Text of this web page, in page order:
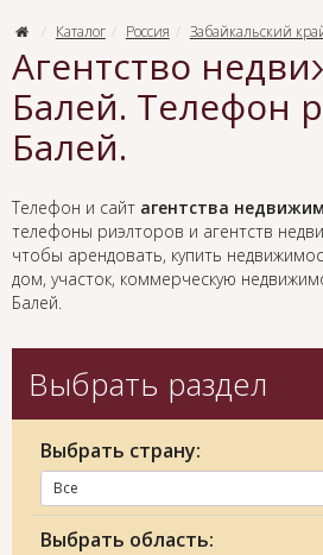
Каталог Россия Забайкальский
Агентство
Балей. Телефон
Балей.
Телефон и сайт агентства
телефоны риэлторов и агентств
чтобы арендовать, купить
дом, участок, коммерческую
Балей.
Выбрать раздел
Выбрать страну:
Все
Выбрать область: